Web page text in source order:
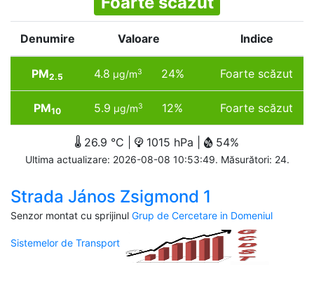
Denumire Valoare Indice
PM2.5 4.8 µg/m3 24% Foarte scăzut
PM10 5.9 µg/m3 12% Foarte scăzut
26.9 °C | 1015 hPa | 54%
Ultima actualizare: 2026-08-08 10:53:49. Măsurători: 24.
Strada János Zsigmond 1
Senzor montat cu sprijinul Grup de Cercetare in Domeniul
Sistemelor de Transport